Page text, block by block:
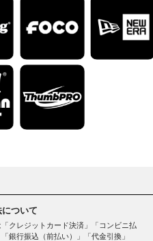
ついて
クレジットカード決済」「コンビニ払
銀行振込（前払い）」「代金引換」